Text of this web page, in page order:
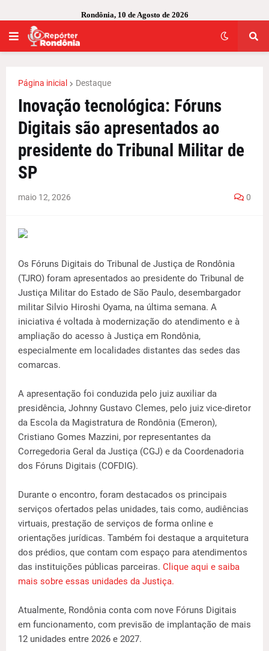
Rondônia, 10 de Agosto de 2026
Página inicial Destaque
Inovação tecnológica: Fóruns
Digitais são apresentados ao
presidente do Tribunal Militar de
SP
maio 12, 2026 0
Os Fóruns Digitais do Tribunal de Justiça de Rondônia
(TJRO) foram apresentados ao presidente do Tribunal de
Justiça Militar do Estado de São Paulo, desembargador
militar Silvio Hiroshi Oyama, na última semana. A
iniciativa é voltada à modernização do atendimento e à
ampliação do acesso à Justiça em Rondônia,
especialmente em localidades distantes das sedes das
comarcas.
A apresentação foi conduzida pelo juiz auxiliar da
presidência, Johnny Gustavo Clemes, pelo juiz vice-diretor
da Escola da Magistratura de Rondônia (Emeron),
Cristiano Gomes Mazzini, por representantes da
Corregedoria Geral da Justiça (CGJ) e da Coordenadoria
dos Fóruns Digitais (COFDIG).
Durante o encontro, foram destacados os principais
serviços ofertados pelas unidades, tais como, audiências
virtuais, prestação de serviços de forma online e
orientações jurídicas. Também foi destaque a arquitetura
dos prédios, que contam com espaço para atendimentos
das instituições públicas parceiras. Clique aqui e saiba
mais sobre essas unidades da Justiça.
Atualmente, Rondônia conta com nove Fóruns Digitais
em funcionamento, com previsão de implantação de mais
12 unidades entre 2026 e 2027.